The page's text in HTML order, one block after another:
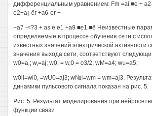
дифференциальным уравнением: Fm =ai ■e +
e2+a¡-ёг +а6-ег +
+а7 -<?3 + as е е1 +а9 ■е1 ■ё Неизвестные
определяемые в процессе обучения сети с
известных значений электрической активности
значения выхода сети, соответствуют
w0=a,; w,=aj; w0, = w,0 = о3/2; wM=a4; wu=a5;
w0ll=wl0, =wU0=aj3; w№l=wm = wm=aj3.
динамики пульсового сигнала показан на рис. 5.
Рис. 5. Результат моделирования при
функции связи